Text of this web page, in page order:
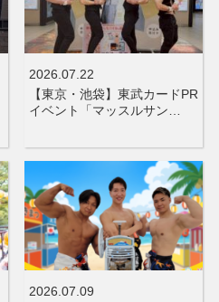
2026.07.22
【東京・池袋】東武カードPR
イベント「マッスルサン…
2026.07.09